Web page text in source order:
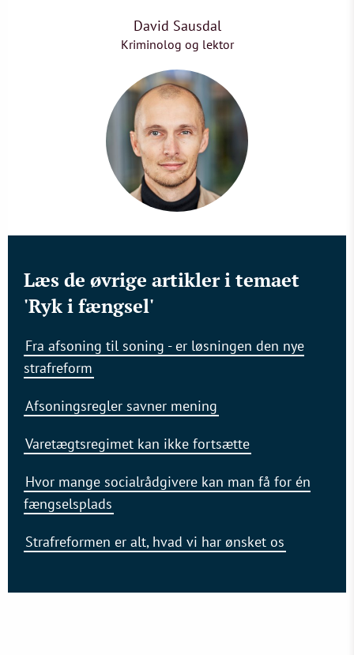
David Sausdal
Kriminolog og lektor
Læs de øvrige artikler i temaet
'Ryk i fængsel'
Fra afsoning til soning - er løsningen den nye
strafreform
Afsoningsregler savner mening
Varetægtsregimet kan ikke fortsætte
Hvor mange socialrådgivere kan man få for én
fængselsplads
Strafreformen er alt, hvad vi har ønsket os